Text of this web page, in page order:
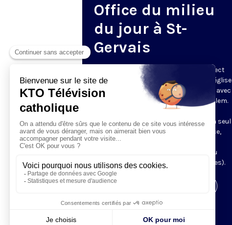
Office du milieu
du jour à St-
Gervais
Du mardi au samedi, KTO diffuse en direct
l’office du milieu du jour, en direct de l’église
Saint-Gervais-Saint-Protais (Paris 4e), avec
les Fraternités Monastiques de Jérusalem.
L’Office du Milieu du Jour regroupe, en
particulier, «au milieu du jour» et en un seul
office, les heures monastiques de Tierce,
Sexte et None. Il permet à l’Église de
retrouver son Seigneur entre l’office du
matin (Laudes) et l’office du soir (Vêpres).